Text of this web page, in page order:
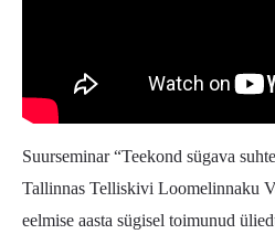
Suurseminar “Teekond sügava
Tallinnas Telliskivi Loomelinnaku
eelmise aasta sügisel toimunud